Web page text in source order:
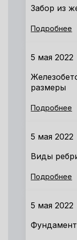
Забор из
Подробнее
5 мая 2022
размеры
Подробнее
5 мая 2022
Виды
Подробнее
5 мая 2022